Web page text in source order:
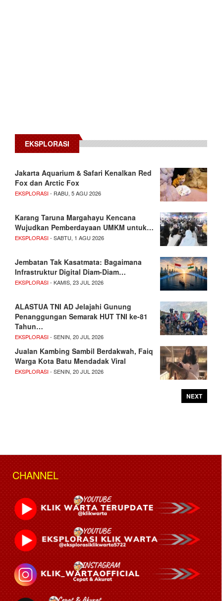
EKSPLORASI
Jakarta Aquarium & Safari Kenalkan Red
Fox dan Arctic Fox
EKSPLORASI- RABU, 5 AGU 2026
Karang Taruna Margahayu Kencana
Wujudkan Pemberdayaan UMKM untuk…
EKSPLORASI- SABTU, 1 AGU 2026
Jembatan Tak Kasatmata: Bagaimana
Infrastruktur Digital Diam-Diam…
EKSPLORASI- KAMIS, 23 JUL 2026
ALASTUA TNI AD Jelajahi Gunung
Penanggungan Semarak HUT TNI ke-81
Tahun…
EKSPLORASI- SENIN, 20 JUL 2026
Jualan Kambing Sambil Berdakwah, Faiq
Warga Kota Batu Mendadak Viral
EKSPLORASI- SENIN, 20 JUL 2026
NEXT
CHANNEL